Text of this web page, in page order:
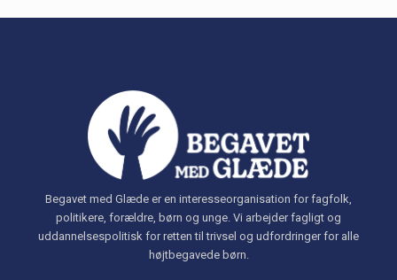
Begavet med Glæde er en interesseorganisation for fagfolk,
politikere, forældre, børn og unge. Vi arbejder fagligt og
uddannelsespolitisk for retten til trivsel og udfordringer for alle
højtbegavede børn.